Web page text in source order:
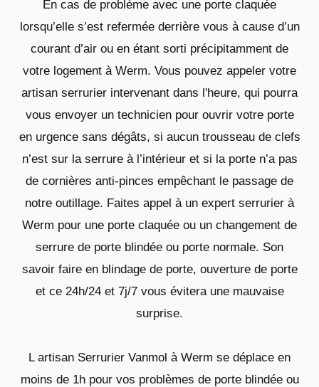
En cas de problème avec une porte claquée
lorsqu’elle s’est refermée derrière vous à cause d’un
courant d’air ou en étant sorti précipitamment de
votre logement à Werm. Vous pouvez appeler votre
artisan serrurier intervenant dans l'heure, qui pourra
vous envoyer un technicien pour ouvrir votre porte
en urgence sans dégâts, si aucun trousseau de clefs
n’est sur la serrure à l’intérieur et si la porte n’a pas
de cornières anti-pinces empêchant le passage de
notre outillage. Faites appel à un expert serrurier à
Werm pour une porte claquée ou un changement de
serrure de porte blindée ou porte normale. Son
savoir faire en blindage de porte, ouverture de porte
et ce 24h/24 et 7j/7 vous évitera une mauvaise
surprise.
L artisan Serrurier Vanmol à Werm se déplace en
moins de 1h pour vos problèmes de porte blindée ou